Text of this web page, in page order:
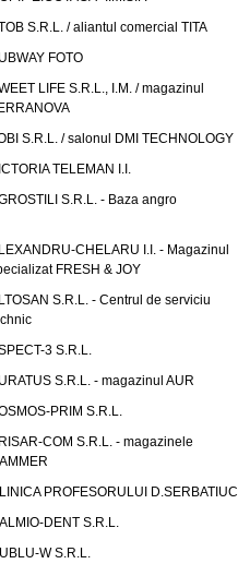
S.R.L. / aliantul comercial TITA
FOTO
LIFE S.R.L., I.M. / magazinul
S.R.L. / salonul DMI TECHNOLOGY
TELEMAN I.I.
S.R.L. - Baza angro
CHELARU I.I. - Magazinul
FRESH & JOY
S.R.L. - Centrul de serviciu
3 S.R.L.
S.R.L. - magazinul AUR
PRIM S.R.L.
COM S.R.L. - magazinele
PROFESORULUI D.SERBATIUC
DENT S.R.L.
W S.R.L.